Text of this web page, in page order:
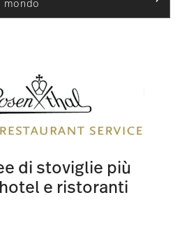
mondo
di stoviglie più
e ristoranti